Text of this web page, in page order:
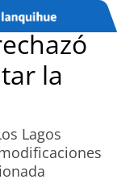
la
Lagos